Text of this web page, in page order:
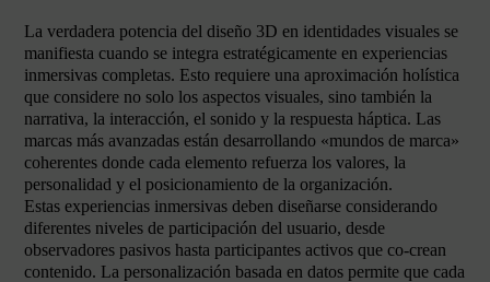
La verdadera potencia del diseño 3D en identidades visuales se
manifiesta cuando se integra estratégicamente en experiencias
inmersivas completas. Esto requiere una aproximación holística
que considere no solo los aspectos visuales, sino también la
narrativa, la interacción, el sonido y la respuesta háptica. Las
marcas más avanzadas están desarrollando «mundos de marca»
coherentes donde cada elemento refuerza los valores, la
personalidad y el posicionamiento de la organización.
Estas experiencias inmersivas deben diseñarse considerando
diferentes niveles de participación del usuario, desde
observadores pasivos hasta participantes activos que co-crean
contenido. La personalización basada en datos permite que cada